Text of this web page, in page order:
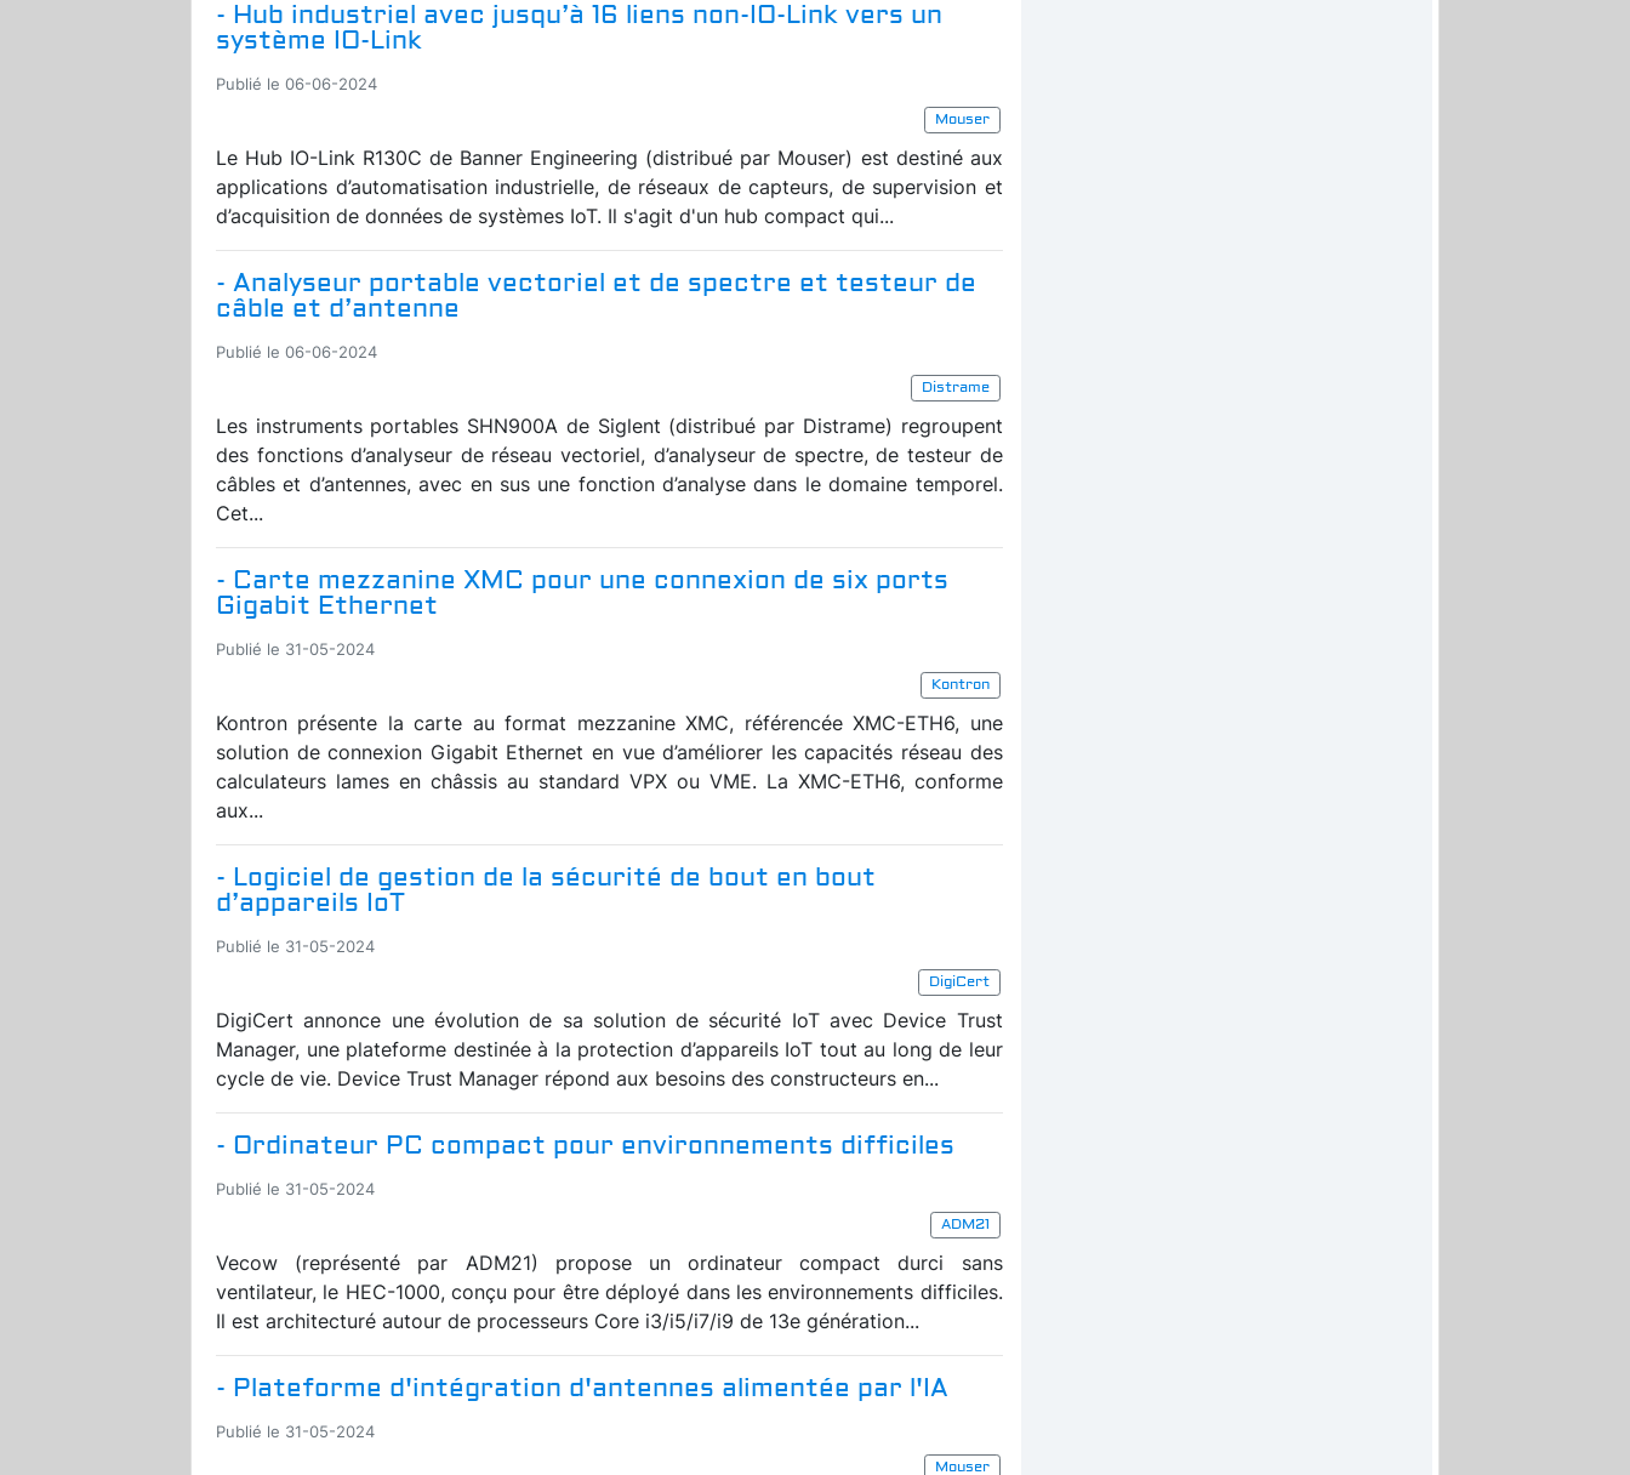
- Hub industriel avec jusqu’à 16 liens non-IO-Link vers un
système IO-Link
Publié le 06-06-2024
Mouser
Le Hub IO-Link R130C de Banner Engineering (distribué par Mouser) est destiné aux
applications d’automatisation industrielle, de réseaux de capteurs, de supervision et
d’acquisition de données de systèmes IoT. Il s'agit d'un hub compact qui...
- Analyseur portable vectoriel et de spectre et testeur de
câble et d’antenne
Publié le 06-06-2024
Distrame
Les instruments portables SHN900A de Siglent (distribué par Distrame) regroupent
des fonctions d’analyseur de réseau vectoriel, d’analyseur de spectre, de testeur de
câbles et d’antennes, avec en sus une fonction d’analyse dans le domaine temporel.
Cet...
- Carte mezzanine XMC pour une connexion de six ports
Gigabit Ethernet
Publié le 31-05-2024
Kontron
Kontron présente la carte au format mezzanine XMC, référencée XMC-ETH6, une
solution de connexion Gigabit Ethernet en vue d’améliorer les capacités réseau des
calculateurs lames en châssis au standard VPX ou VME. La XMC-ETH6, conforme
aux...
- Logiciel de gestion de la sécurité de bout en bout
d’appareils IoT
Publié le 31-05-2024
DigiCert
DigiCert annonce une évolution de sa solution de sécurité IoT avec Device Trust
Manager, une plateforme destinée à la protection d’appareils IoT tout au long de leur
cycle de vie. Device Trust Manager répond aux besoins des constructeurs en...
- Ordinateur PC compact pour environnements difficiles
Publié le 31-05-2024
ADM21
Vecow (représenté par ADM21) propose un ordinateur compact durci sans
ventilateur, le HEC-1000, conçu pour être déployé dans les environnements difficiles.
Il est architecturé autour de processeurs Core i3/i5/i7/i9 de 13e génération...
- Plateforme d'intégration d'antennes alimentée par l'IA
Publié le 31-05-2024
Mouser